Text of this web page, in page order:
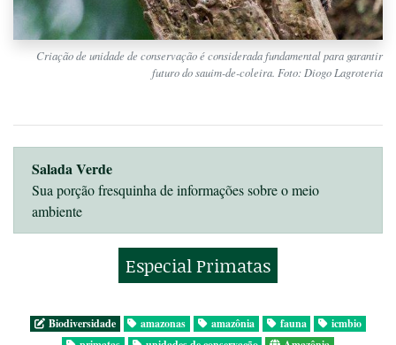
Criação de unidade de conservação é considerada fundamental para garantir
futuro do sauim-de-coleira. Foto: Diogo Lagroteria
Salada Verde
Sua porção fresquinha de informações sobre o meio
ambiente
Especial Primatas
Biodiversidade amazonas amazônia fauna
icmbio